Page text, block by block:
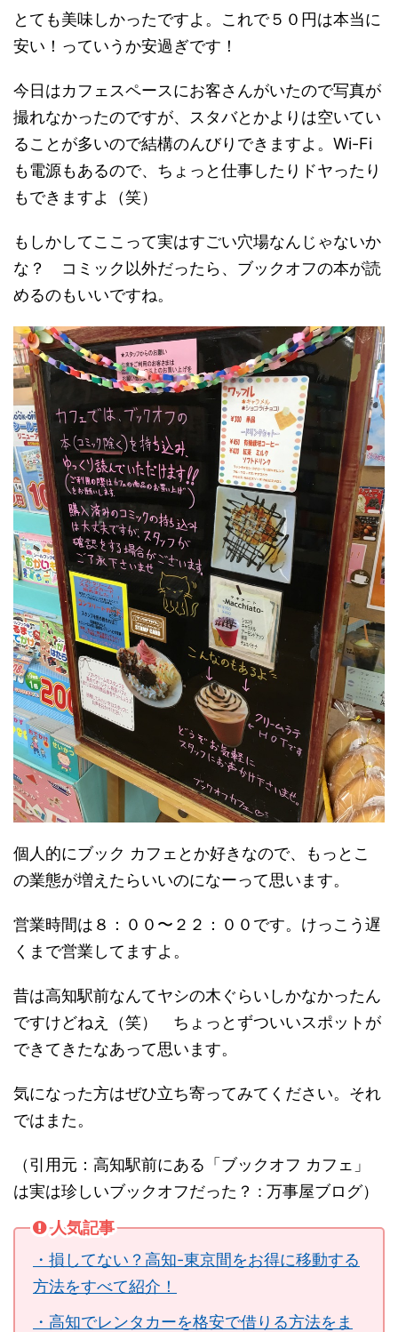
とても美味しかったですよ。これで５０円は本当に
安い！っていうか安過ぎです！
今日はカフェスペースにお客さんがいたので写真が
撮れなかったのですが、スタバとかよりは空いてい
ることが多いので結構のんびりできますよ。Wi-Fi
も電源もあるので、ちょっと仕事したりドヤったり
もできますよ（笑）
もしかしてここって実はすごい穴場なんじゃないか
な？ コミック以外だったら、ブックオフの本が読
めるのもいいですね。
個人的にブック カフェとか好きなので、もっとこ
の業態が増えたらいいのになーって思います。
営業時間は８：００〜２２：００です。けっこう遅
くまで営業してますよ。
昔は高知駅前なんてヤシの木ぐらいしかなかったん
ですけどねえ（笑） ちょっとずついいスポットが
できてきたなあって思います。
気になった方はぜひ立ち寄ってみてください。それ
ではまた。
（引用元：高知駅前にある「ブックオフ カフェ」
は実は珍しいブックオフだった？ : 万事屋ブログ）
人気記事
・損してない？高知-東京間をお得に移動する
方法をすべて紹介！
・高知でレンタカーを格安で借りる方法をま